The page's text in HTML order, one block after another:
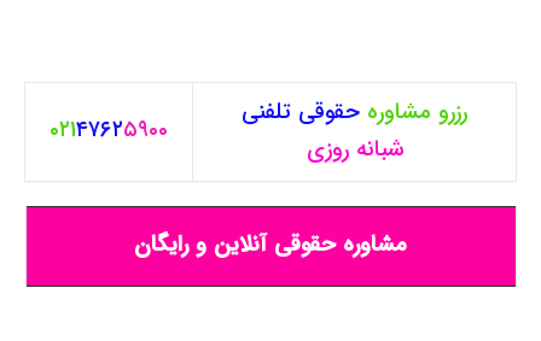
رزرو مشاوره حقوقی تلفنی
شبانه روزی
۰۲۱۴۷۶۲۵۹۰۰
مشاوره حقوقی آنلاین و رایگان